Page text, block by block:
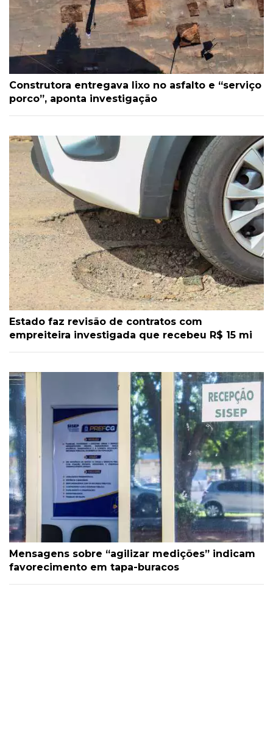
Construtora entregava lixo no asfalto e “serviço
porco”, aponta investigação
Estado faz revisão de contratos com
empreiteira investigada que recebeu R$ 15 mi
Mensagens sobre “agilizar medições” indicam
favorecimento em tapa-buracos